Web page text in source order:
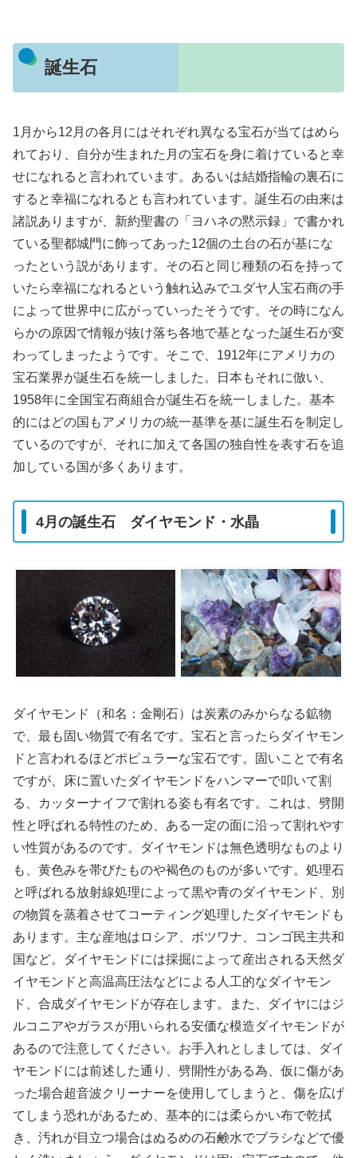
誕生石
1月から12月の各月にはそれぞれ異なる宝石が当てはめら
れており、自分が生まれた月の宝石を身に着けていると幸
せになれると言われています。あるいは結婚指輪の裏石に
すると幸福になれるとも言われています。誕生石の由来は
諸説ありますが、新約聖書の「ヨハネの黙示録」で書かれ
ている聖都城門に飾ってあった12個の土台の石が基にな
ったという説があります。その石と同じ種類の石を持って
いたら幸福になれるという触れ込みでユダヤ人宝石商の手
によって世界中に広がっていったそうです。その時になん
らかの原因で情報が抜け落ち各地で基となった誕生石が変
わってしまったようです。そこで、1912年にアメリカの
宝石業界が誕生石を統一しました。日本もそれに倣い、
1958年に全国宝石商組合が誕生石を統一しました。基本
的にはどの国もアメリカの統一基準を基に誕生石を制定し
ているのですが、それに加えて各国の独自性を表す石を追
加している国が多くあります。
4月の誕生石 ダイヤモンド・水晶
ダイヤモンド（和名：金剛石）は炭素のみからなる鉱物
で、最も固い物質で有名です。宝石と言ったらダイヤモン
ドと言われるほどポピュラーな宝石です。固いことで有名
ですが、床に置いたダイヤモンドをハンマーで叩いて割
る、カッターナイフで割れる姿も有名です。これは、劈開
性と呼ばれる特性のため、ある一定の面に沿って割れやす
い性質があるのです。ダイヤモンドは無色透明なものより
も、黄色みを帯びたものや褐色のものが多いです。処理石
と呼ばれる放射線処理によって黒や青のダイヤモンド、別
の物質を蒸着させてコーティング処理したダイヤモンドも
あります。主な産地はロシア、ボツワナ、コンゴ民主共和
国など。ダイヤモンドには採掘によって産出される天然ダ
イヤモンドと高温高圧法などによる人工的なダイヤモン
ド、合成ダイヤモンドが存在します。また、ダイヤにはジ
ルコニアやガラスが用いられる安価な模造ダイヤモンドが
あるので注意してください。お手入れとしましては、ダイ
ヤモンドには前述した通り、劈開性がある為、仮に傷があ
った場合超音波クリーナーを使用してしまうと、傷を広げ
てしまう恐れがあるため、基本的には柔らかい布で乾拭
き、汚れが目立つ場合はぬるめの石鹸水でブラシなどで優